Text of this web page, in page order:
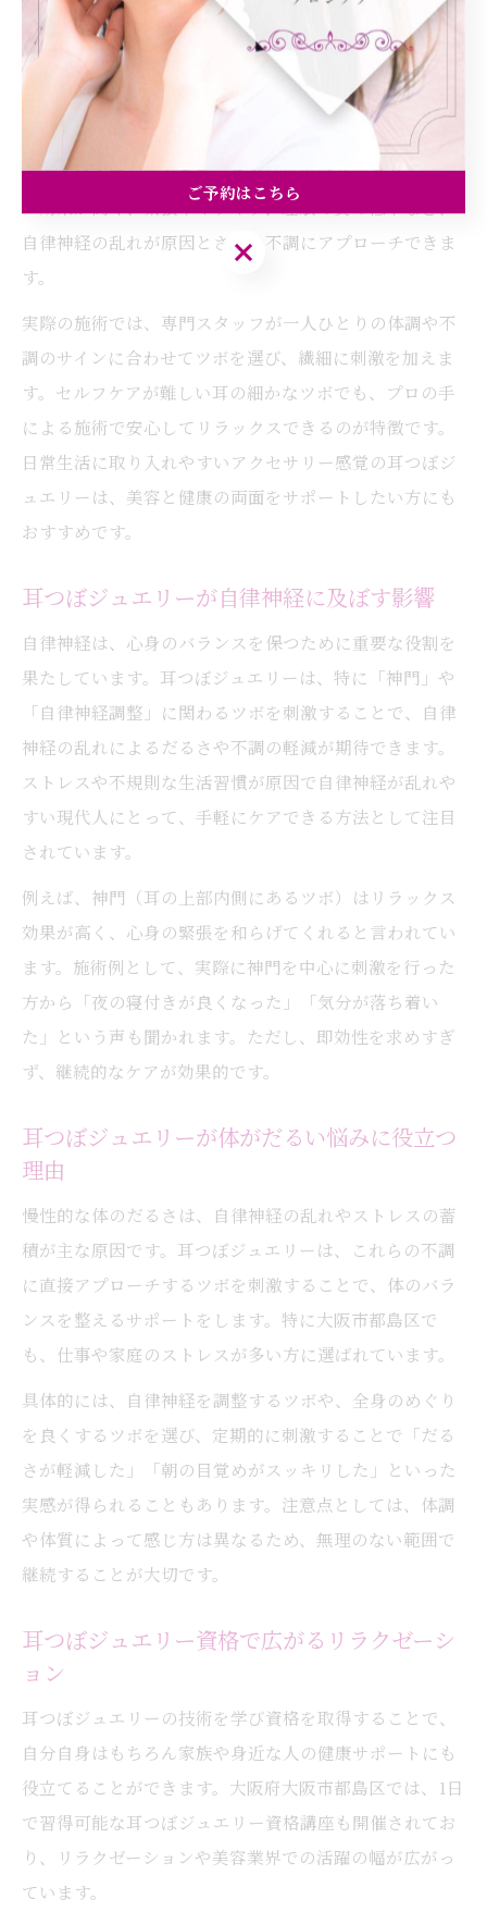
耳つぼジュエリーは、耳にあるさまざまなツボを専用の
シールやストーンで刺激することで、心身のリフレッシ
ュを目指すケア方法です。大阪府大阪市都島区でも、ス
トレスや疲れからくる「体がだるい」といった悩みを抱
える方に人気があります。耳つぼ施術はリラクゼーショ
ン効果が高く、緊張やイライラ、睡眠の質の低下など、
自律神経の乱れが原因とされる不調にアプローチできま
す。
実際の施術では、専門スタッフが一人ひとりの体調や不
調のサインに合わせてツボを選び、繊細に刺激を加えま
す。セルフケアが難しい耳の細かなツボでも、プロの手
による施術で安心してリラックスできるのが特徴です。
日常生活に取り入れやすいアクセサリー感覚の耳つぼジ
ュエリーは、美容と健康の両面をサポートしたい方にも
おすすめです。
耳つぼジュエリーが自律神経に及ぼす影響
自律神経は、心身のバランスを保つために重要な役割を
果たしています。耳つぼジュエリーは、特に「神門」や
「自律神経調整」に関わるツボを刺激することで、自律
神経の乱れによるだるさや不調の軽減が期待できます。
ストレスや不規則な生活習慣が原因で自律神経が乱れや
すい現代人にとって、手軽にケアできる方法として注目
されています。
例えば、神門（耳の上部内側にあるツボ）はリラックス
効果が高く、心身の緊張を和らげてくれると言われてい
ます。施術例として、実際に神門を中心に刺激を行った
方から「夜の寝付きが良くなった」「気分が落ち着い
た」という声も聞かれます。ただし、即効性を求めすぎ
ず、継続的なケアが効果的です。
耳つぼジュエリーが体がだるい悩みに役立つ
理由
慢性的な体のだるさは、自律神経の乱れやストレスの蓄
積が主な原因です。耳つぼジュエリーは、これらの不調
に直接アプローチするツボを刺激することで、体のバラ
ンスを整えるサポートをします。特に大阪市都島区で
も、仕事や家庭のストレスが多い方に選ばれています。
具体的には、自律神経を調整するツボや、全身のめぐり
を良くするツボを選び、定期的に刺激することで「だる
さが軽減した」「朝の目覚めがスッキリした」といった
実感が得られることもあります。注意点としては、体調
や体質によって感じ方は異なるため、無理のない範囲で
継続することが大切です。
耳つぼジュエリー資格で広がるリラクゼーシ
ョン
耳つぼジュエリーの技術を学び資格を取得することで、
自分自身はもちろん家族や身近な人の健康サポートにも
役立てることができます。大阪府大阪市都島区では、1日
で習得可能な耳つぼジュエリー資格講座も開催されてお
り、リラクゼーションや美容業界での活躍の幅が広がっ
ています。
ご予約はこちら
ご予約はこちら